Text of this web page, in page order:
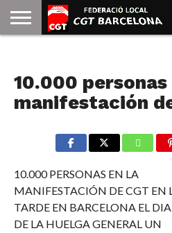
GOLDMAN
10.000 personas
manifestación
10.000 PERSONAS EN LA
MANIFESTACIÓN DE CGT EN
TARDE EN BARCELONA EL DIA
DE LA HUELGA GENERAL UN